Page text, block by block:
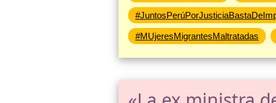
#MUjeresMigrantesMaltratadas